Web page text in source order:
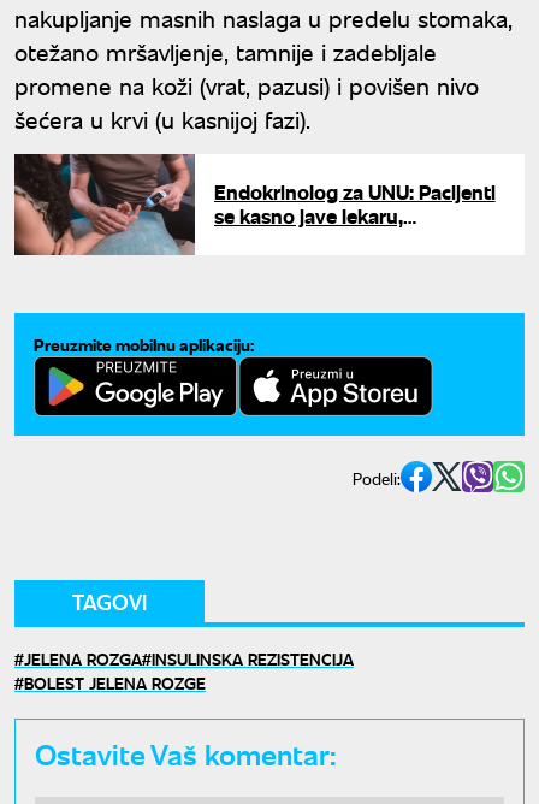
nakupljanje masnih naslaga u predelu stomaka,
otežano mršavljenje, tamnije i zadebljale
promene na koži (vrat, pazusi) i povišen nivo
šećera u krvi (u kasnijoj fazi).
Endokrinolog za UNU: Pacijenti
se kasno jave lekaru,
Preuzmite mobilnu aplikaciju:
Podeli:
TAGOVI
JELENA ROZGA INSULINSKA REZISTENCIJA
BOLEST JELENA ROZGE
Ostavite Vaš komentar: